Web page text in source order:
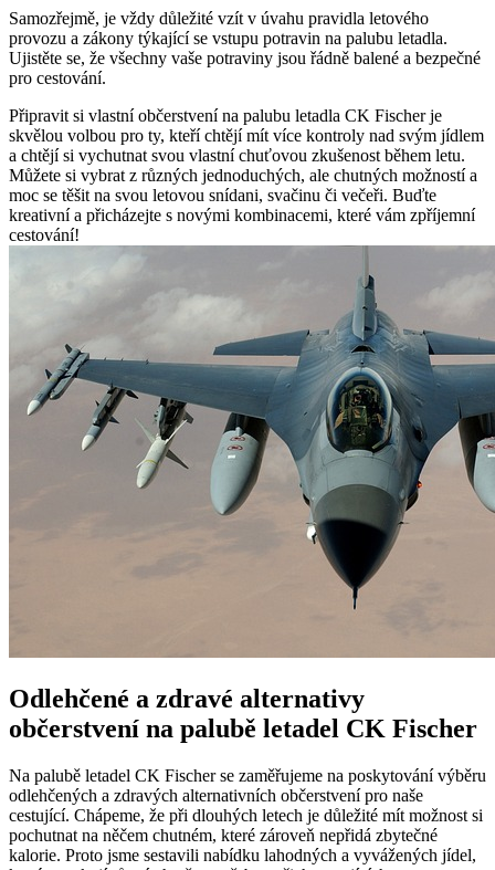
Samozřejmě, je vždy důležité vzít v úvahu pravidla letového
provozu a zákony týkající se vstupu potravin na palubu letadla.
Ujistěte se, že všechny vaše potraviny jsou řádně balené a bezpečné
pro cestování.
Připravit si vlastní občerstvení na palubu letadla CK Fischer je
skvělou volbou pro ty, kteří chtějí mít více kontroly nad svým jídlem
a chtějí si vychutnat svou vlastní chuťovou zkušenost během letu.
Můžete si vybrat z různých jednoduchých, ale chutných možností a
moc se těšit na svou letovou snídani, svačinu či večeři. Buďte
kreativní a přicházejte s novými kombinacemi, které vám zpříjemní
cestování!
Odlehčené a zdravé alternativy
občerstvení na palubě letadel CK Fischer
Na palubě letadel CK Fischer se zaměřujeme na poskytování výběru
odlehčených a zdravých alternativních občerstvení pro naše
cestující. Chápeme, že při dlouhých letech je důležité mít možnost si
pochutnat na něčem chutném, které zároveň nepřidá zbytečné
kalorie. Proto jsme sestavili nabídku lahodných a vyvážených jídel,